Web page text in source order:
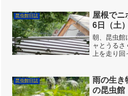
昆虫館日誌
屋根で
6日（土
朝、昆虫館
ャとうる
上を走り回
いない間、
いるのでし
昆虫館日誌
雨の生き
の昆虫館